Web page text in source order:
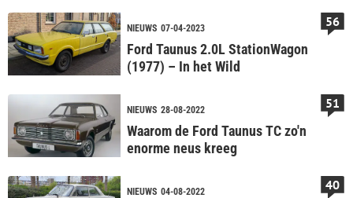
NIEUWS 07-04-2023
Ford Taunus 2.0L StationWagon
(1977) – In het Wild
56
NIEUWS 28-08-2022
Waarom de Ford Taunus TC zo'n
enorme neus kreeg
51
NIEUWS 04-08-2022 40